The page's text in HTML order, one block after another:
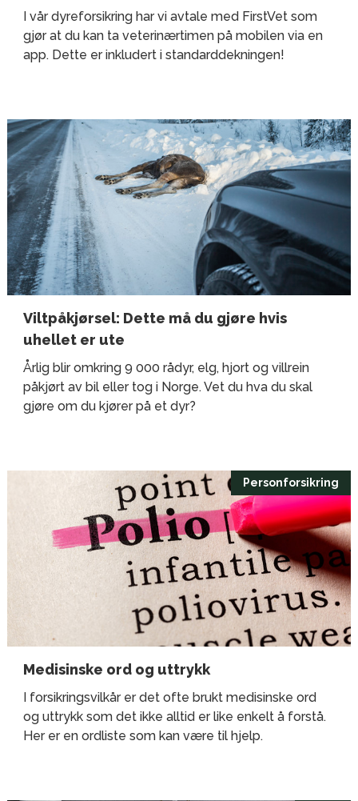
I vår dyreforsikring har vi avtale med FirstVet som
gjør at du kan ta veterinærtimen på mobilen via en
app. Dette er inkludert i standarddekningen!
Skade
Viltpåkjørsel: Dette må du gjøre hvis
uhellet er ute
Årlig blir omkring 9 000 rådyr, elg, hjort og villrein
påkjørt av bil eller tog i Norge. Vet du hva du skal
gjøre om du kjører på et dyr?
Personforsikring
Medisinske ord og uttrykk
I forsikringsvilkår er det ofte brukt medisinske ord
og uttrykk som det ikke alltid er like enkelt å forstå.
Her er en ordliste som kan være til hjelp.